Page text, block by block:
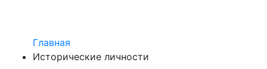
Главная
Исторические личности